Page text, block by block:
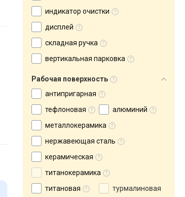
индикатор очистки
дисплей
складная ручка
вертикальная парковка
Рабочая поверхность
антипригарная
тефлоновая
алюминий
металлокерамика
нержавеющая сталь
керамическая
титанокерамика
титановая
турмалиновая